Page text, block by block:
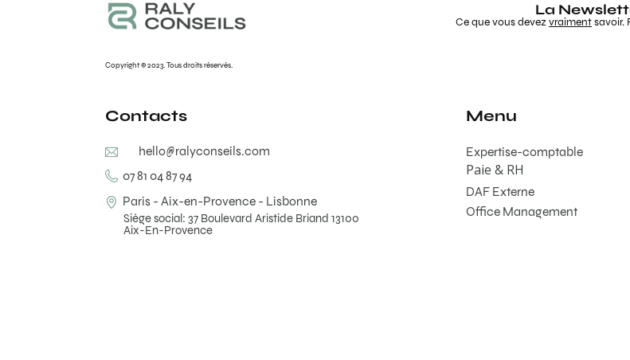
La
Ce que vous devezvraimentsavoir.
Copyright © 2023. Tous droits réservés.
Contacts
hello@ralyconseils.com
07 81 04 87 94
Paris - Aix-en-Provence - Lisbonne
Siège social: 37 Boulevard Aristide Briand 13100
Aix-En-Provence
Menu
Expertise-comptable
DAF Externe
Office Management
Paie & RH